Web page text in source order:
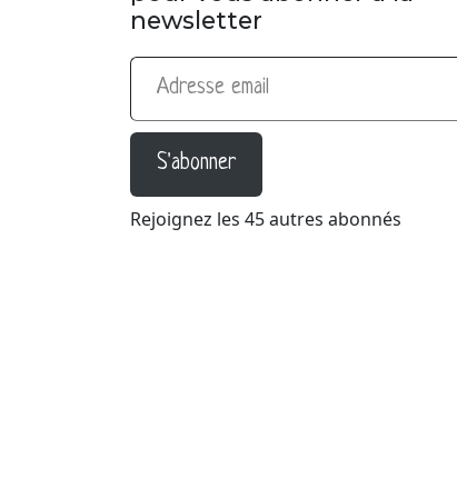
newsletter
Adresse email
S'abonner
Rejoignez les 45 autres abonnés